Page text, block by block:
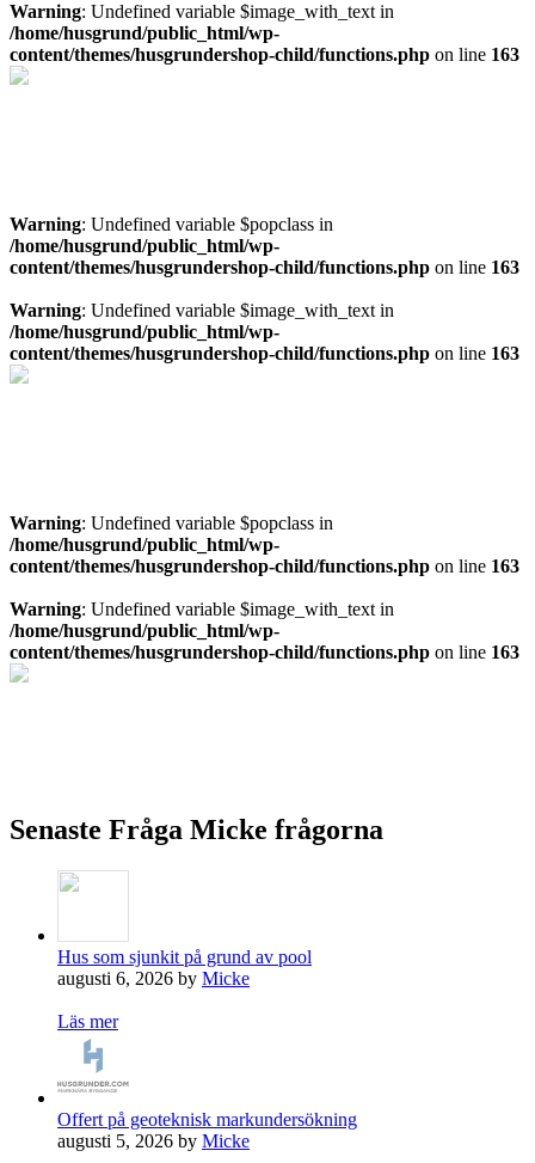
Warning: Undefined variable $image_with_text in
/home/husgrund/public_html/wp-
content/themes/husgrundershop-child/functions.php on line 163
Warning: Undefined variable $popclass in
/home/husgrund/public_html/wp-
content/themes/husgrundershop-child/functions.php on line 163
Warning: Undefined variable $image_with_text in
/home/husgrund/public_html/wp-
content/themes/husgrundershop-child/functions.php on line 163
Warning: Undefined variable $popclass in
/home/husgrund/public_html/wp-
content/themes/husgrundershop-child/functions.php on line 163
Warning: Undefined variable $image_with_text in
/home/husgrund/public_html/wp-
content/themes/husgrundershop-child/functions.php on line 163
Senaste Fråga Micke frågorna
Hus som sjunkit på grund av pool
augusti 6, 2026 by Micke
Läs mer
Offert på geoteknisk markundersökning
augusti 5, 2026 by Micke